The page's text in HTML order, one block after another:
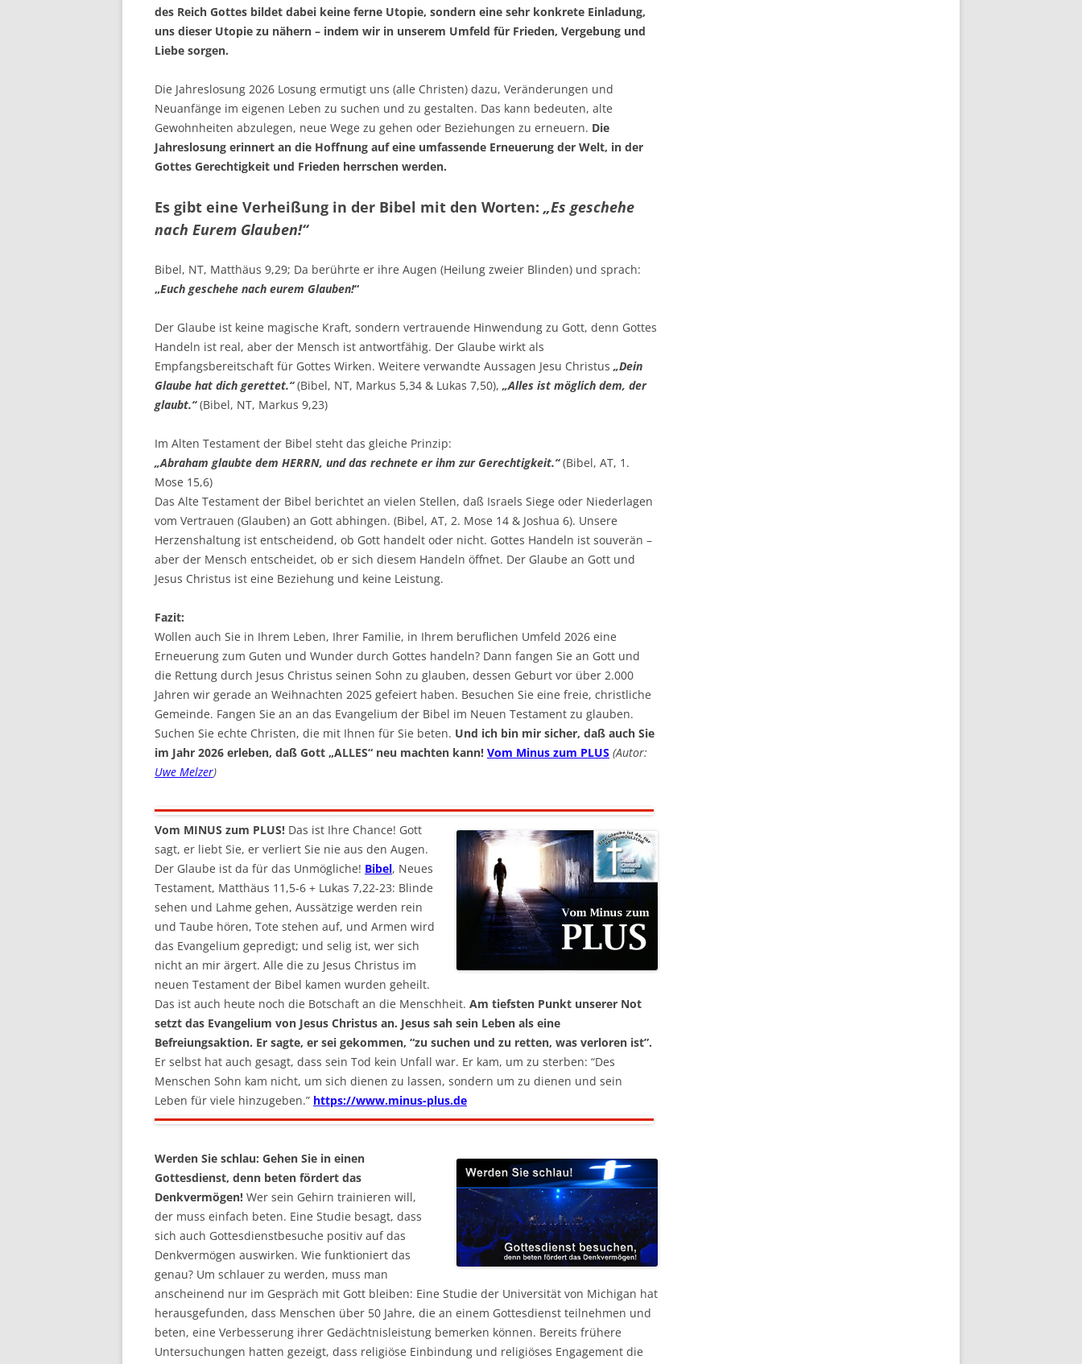
des Reich Gottes bildet dabei keine ferne Utopie, sondern eine sehr konkrete Einladung,
uns dieser Utopie zu nähern – indem wir in unserem Umfeld für Frieden, Vergebung und
Liebe sorgen.
Die Jahreslosung 2026 Losung ermutigt uns (alle Christen) dazu, Veränderungen und
Neuanfänge im eigenen Leben zu suchen und zu gestalten. Das kann bedeuten, alte
Gewohnheiten abzulegen, neue Wege zu gehen oder Beziehungen zu erneuern. Die
Jahreslosung erinnert an die Hoffnung auf eine umfassende Erneuerung der Welt, in der
Gottes Gerechtigkeit und Frieden herrschen werden.
Es gibt eine Verheißung in der Bibel mit den Worten: „Es geschehe
nach Eurem Glauben!“
Bibel, NT, Matthäus 9,29; Da berührte er ihre Augen (Heilung zweier Blinden) und sprach:
„Euch geschehe nach eurem Glauben!“
Der Glaube ist keine magische Kraft, sondern vertrauende Hinwendung zu Gott, denn Gottes
Handeln ist real, aber der Mensch ist antwortfähig. Der Glaube wirkt als
Empfangsbereitschaft für Gottes Wirken. Weitere verwandte Aussagen Jesu Christus „Dein
Glaube hat dich gerettet.“(Bibel, NT, Markus 5,34 & Lukas 7,50), „Alles ist möglich dem, der
glaubt.“(Bibel, NT, Markus 9,23)
Im Alten Testament der Bibel steht das gleiche Prinzip:
„Abraham glaubte dem HERRN, und das rechnete er ihm zur Gerechtigkeit.“(Bibel, AT, 1.
Mose 15,6)
Das Alte Testament der Bibel berichtet an vielen Stellen, daß Israels Siege oder Niederlagen
vom Vertrauen (Glauben) an Gott abhingen. (Bibel, AT, 2. Mose 14 & Joshua 6). Unsere
Herzenshaltung ist entscheidend, ob Gott handelt oder nicht. Gottes Handeln ist souverän –
aber der Mensch entscheidet, ob er sich diesem Handeln öffnet. Der Glaube an Gott und
Jesus Christus ist eine Beziehung und keine Leistung.
Fazit:
Wollen auch Sie in Ihrem Leben, Ihrer Familie, in Ihrem beruflichen Umfeld 2026 eine
Erneuerung zum Guten und Wunder durch Gottes handeln? Dann fangen Sie an Gott und
die Rettung durch Jesus Christus seinen Sohn zu glauben, dessen Geburt vor über 2.000
Jahren wir gerade an Weihnachten 2025 gefeiert haben. Besuchen Sie eine freie, christliche
Gemeinde. Fangen Sie an an das Evangelium der Bibel im Neuen Testament zu glauben.
Suchen Sie echte Christen, die mit Ihnen für Sie beten. Und ich bin mir sicher, daß auch Sie
im Jahr 2026 erleben, daß Gott „ALLES“ neu machten kann! Vom Minus zum PLUS (Autor:
Uwe Melzer)
Vom MINUS zum PLUS! Das ist Ihre Chance! Gott
sagt, er liebt Sie, er verliert Sie nie aus den Augen.
Der Glaube ist da für das Unmögliche! Bibel, Neues
Testament, Matthäus 11,5-6 + Lukas 7,22-23: Blinde
sehen und Lahme gehen, Aussätzige werden rein
und Taube hören, Tote stehen auf, und Armen wird
das Evangelium gepredigt; und selig ist, wer sich
nicht an mir ärgert. Alle die zu Jesus Christus im
neuen Testament der Bibel kamen wurden geheilt.
Das ist auch heute noch die Botschaft an die Menschheit. Am tiefsten Punkt unserer Not
setzt das Evangelium von Jesus Christus an. Jesus sah sein Leben als eine
Befreiungsaktion. Er sagte, er sei gekommen, “zu suchen und zu retten, was verloren ist”.
Er selbst hat auch gesagt, dass sein Tod kein Unfall war. Er kam, um zu sterben: “Des
Menschen Sohn kam nicht, um sich dienen zu lassen, sondern um zu dienen und sein
Leben für viele hinzugeben.” https://www.minus-plus.de
Werden Sie schlau: Gehen Sie in einen
Gottesdienst, denn beten fördert das
Denkvermögen! Wer sein Gehirn trainieren will,
der muss einfach beten. Eine Studie besagt, dass
sich auch Gottesdienstbesuche positiv auf das
Denkvermögen auswirken. Wie funktioniert das
genau? Um schlauer zu werden, muss man
anscheinend nur im Gespräch mit Gott bleiben: Eine Studie der Universität von Michigan hat
herausgefunden, dass Menschen über 50 Jahre, die an einem Gottesdienst teilnehmen und
beten, eine Verbesserung ihrer Gedächtnisleistung bemerken können. Bereits frühere
Untersuchungen hatten gezeigt, dass religiöse Einbindung und religiöses Engagement die